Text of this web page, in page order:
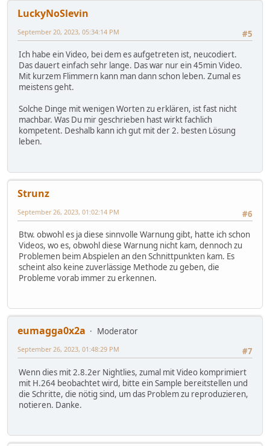
LuckyNoSlevin
#5
September 20, 2023, 05:34:14 PM
Ich habe ein Video, bei dem es aufgetreten ist, neucodiert.
Das dauert einfach sehr lange. Das war nur ein 45min Video.
Mit kurzem Flimmern kann man dann schon leben. Zumal es
meistens geht.
Solche Dinge mit wenigen Worten zu erklären, ist fast nicht
machbar. Was Du mir geschrieben hast wirkt fachlich
kompetent. Deshalb kann ich gut mit der 2. besten Lösung
leben.
Strunz
#6
September 26, 2023, 01:02:14 PM
Btw. obwohl es ja diese sinnvolle Warnung gibt, hatte ich schon
Videos, wo es, obwohl diese Warnung nicht kam, dennoch zu
Problemen beim Abspielen an den Schnittpunkten kam. Es
scheint also keine zuverlässige Methode zu geben, die
Probleme vorab immer zu erkennen.
eumagga0x2a
Moderator
#7
September 26, 2023, 01:48:29 PM
Wenn dies mit 2.8.2er Nightlies, zumal mit Video komprimiert
mit H.264 beobachtet wird, bitte ein Sample bereitstellen und
die Schritte, die nötig sind, um das Problem zu reproduzieren,
notieren. Danke.